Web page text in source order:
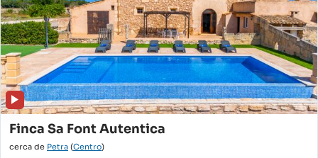
Finca Sa Font Autentica
cerca de Petra (Centro)